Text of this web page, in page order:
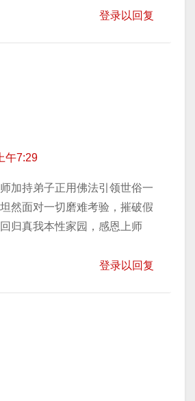
登录以回复
午7:29
加持弟子正用佛法引领世俗一
然面对一切磨难考验，摧破假
归真我本性家园，感恩上师
登录以回复